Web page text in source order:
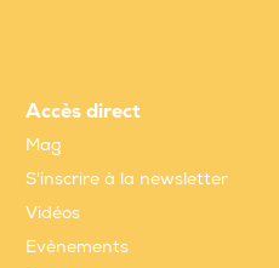
Accès direct
Mag
S'inscrire à la newsletter
Vidéos
Evènements